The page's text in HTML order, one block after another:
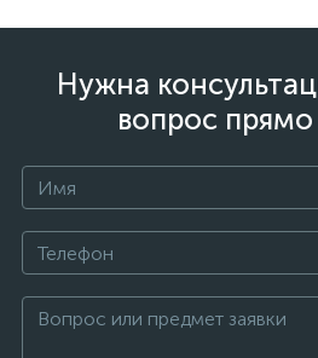
Нужна
вопрос прямо